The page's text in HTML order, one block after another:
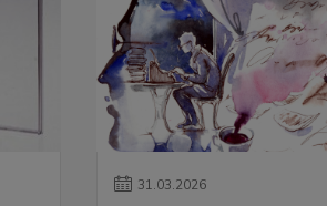
31.03.2026